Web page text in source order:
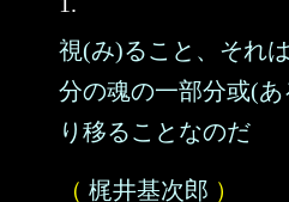
視(み)ること、それ
分の魂の一部分或(
り移ることなのだ
（ 梶井基次郎 ）